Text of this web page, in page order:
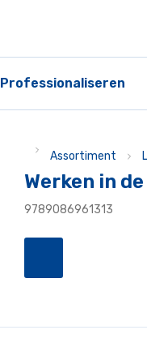
Professionaliseren
Assortiment
Werken in
9789086961313